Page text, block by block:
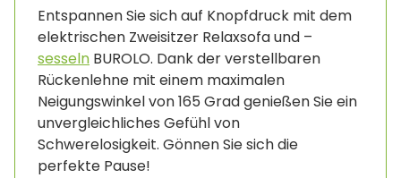
Entspannen Sie sich auf Knopfdruck mit dem
elektrischen Zweisitzer Relaxsofa und –
sesseln BUROLO. Dank der verstellbaren
Rückenlehne mit einem maximalen
Neigungswinkel von 165 Grad genießen Sie ein
unvergleichliches Gefühl von
Schwerelosigkeit. Gönnen Sie sich die
perfekte Pause!